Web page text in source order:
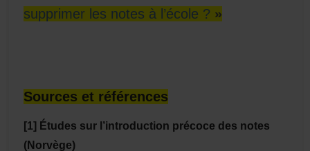
supprimer les notes à l’école ? »
Sources et références
[1] Études sur l’introduction précoce des notes
(Norvège)